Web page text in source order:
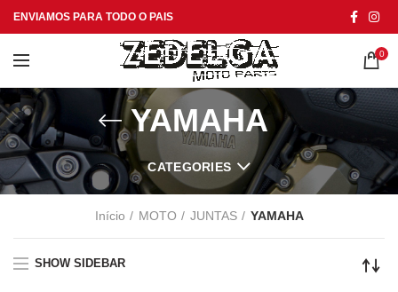
ENVIAMOS PARA TODO O PAIS
0
YAMAHA
CATEGORIES
Início MOTO JUNTAS YAMAHA
SHOW SIDEBAR